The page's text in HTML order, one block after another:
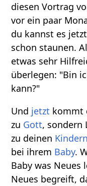
diesen Vortrag
vor ein paar
du kannst es
schon staunen.
etwas sehr
überlegen: "Bin
kann?"
Und jetzt kommt
zu Gott, sondern
zu deinen Kindern
bei ihrem Baby.
Baby was Neues
Neues begreift,